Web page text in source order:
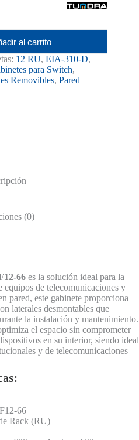
al carrito
12 RU, EIA-310-D,
para Switch,
Removibles, Pared
(0)
66 es la solución ideal para la
equipos de telecomunicaciones y
pared, este gabinete proporciona
laterales desmontables que
la instalación y mantenimiento.
el espacio sin comprometer
en su interior, siendo ideal
y de telecomunicaciones
66
Rack (RU)